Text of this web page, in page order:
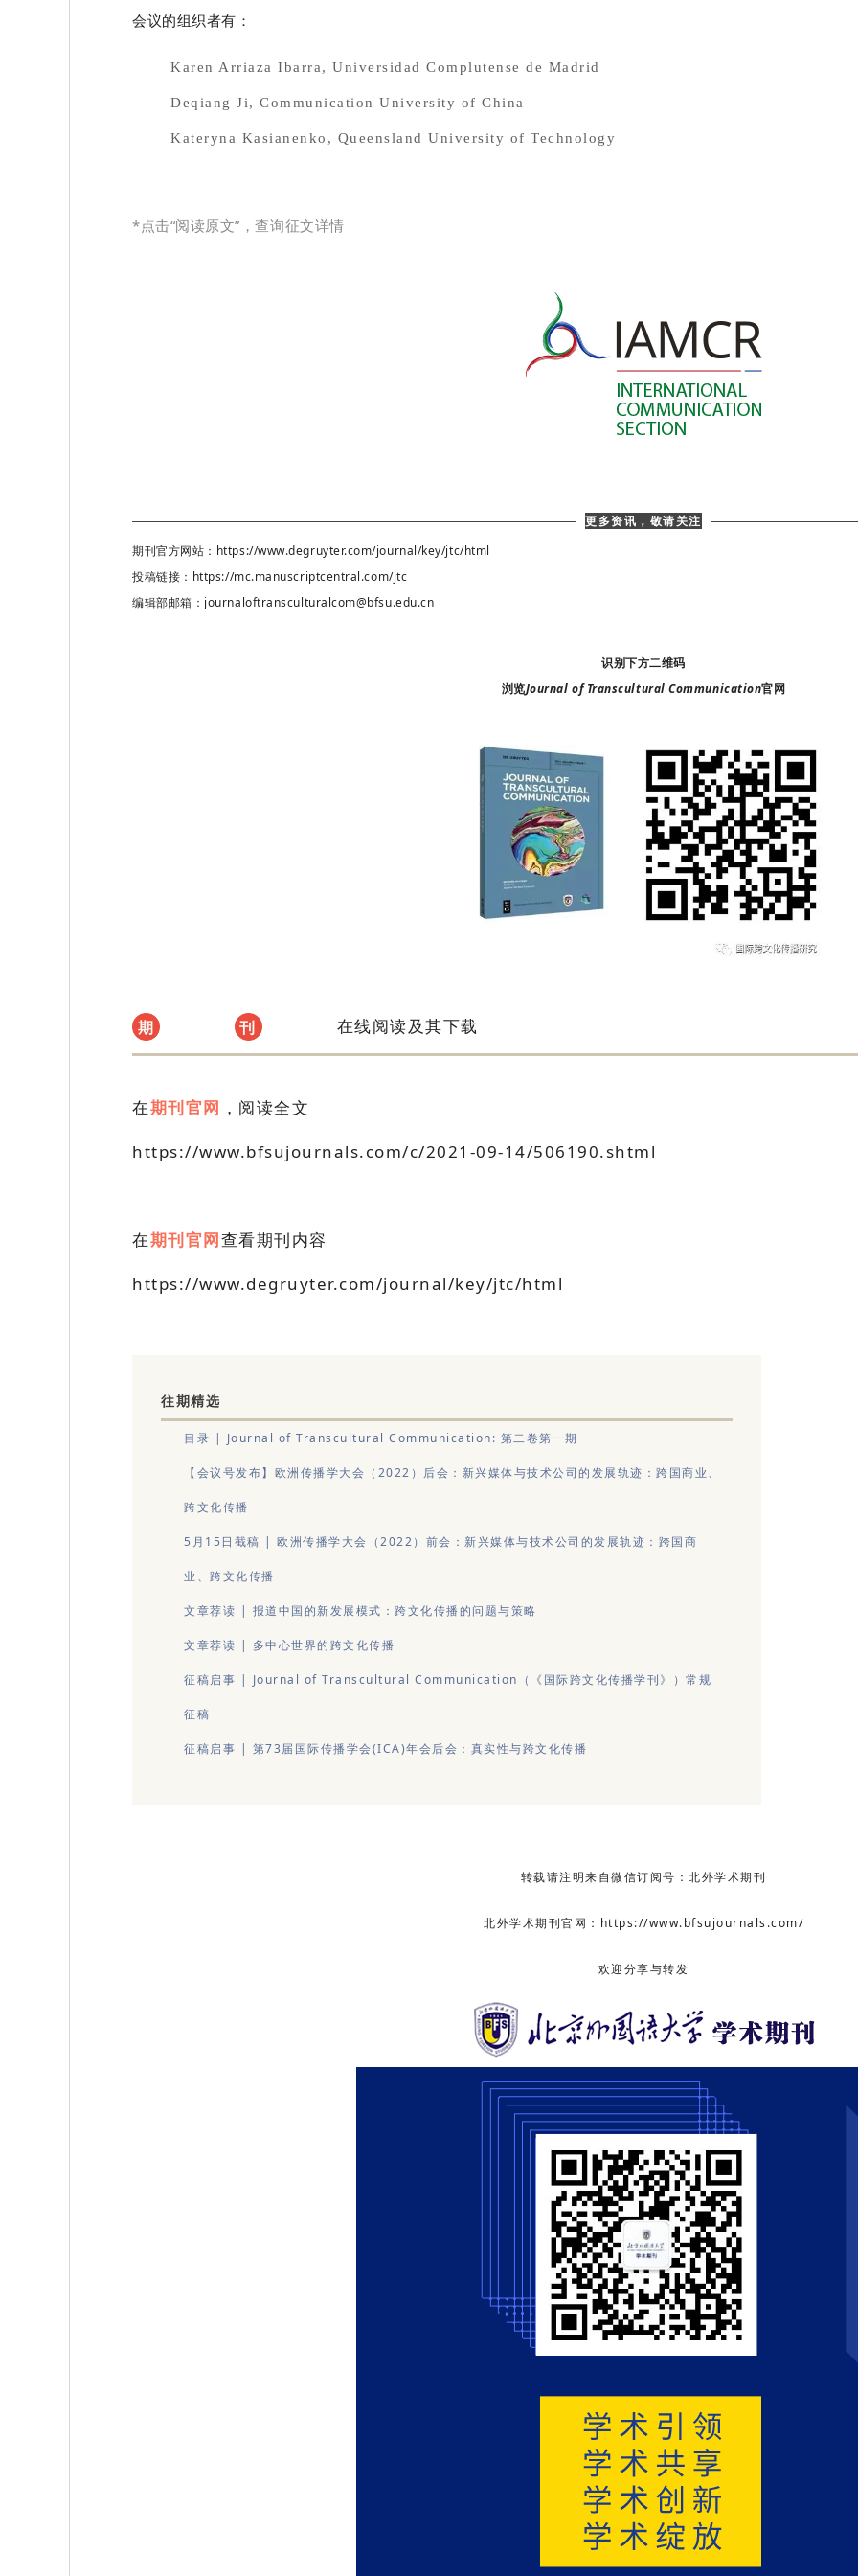
会议的组织者有：
Karen Arriaza Ibarra, Universidad Complutense de Madrid
Deqiang Ji, Communication University of China
Kateryna Kasianenko, Queensland University of Technology
*点击“阅读原文”，查询征文详情
更多资讯，敬请关注
期刊官方网站：https://www.degruyter.com/journal/key/jtc/html
投稿链接：https://mc.manuscriptcentral.com/jtc
编辑部邮箱：journaloftransculturalcom@bfsu.edu.cn
识别下方二维码
浏览Journal of Transcultural Communication官网
期 刊 在线阅读及其下载
在期刊官网 ，阅读全文
https://www.bfsujournals.com/c/2021-09-14/506190.shtml
在期刊官网查看期刊内容
https://www.degruyter.com/journal/key/jtc/html
往期精选
目录 | Journal of Transcultural Communication: 第二卷第一期
【会议号发布】欧洲传播学大会（2022）后会：新兴媒体与技术公司的发展轨迹：跨国商业、
跨文化传播
5月15日截稿 | 欧洲传播学大会（2022）前会：新兴媒体与技术公司的发展轨迹：跨国商
业、跨文化传播
文章荐读 | 报道中国的新发展模式：跨文化传播的问题与策略
文章荐读 | 多中心世界的跨文化传播
征稿启事 | Journal of Transcultural Communication（《国际跨文化传播学刊》）常规
征稿
征稿启事 | 第73届国际传播学会(ICA)年会后会：真实性与跨文化传播
转载请注明来自微信订阅号：北外学术期刊
北外学术期刊官网：https://www.bfsujournals.com/
欢迎分享与转发